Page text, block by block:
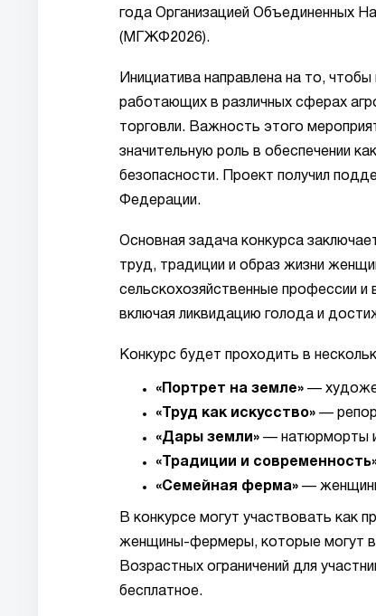
года Организацией Объединенных
(МГЖФ2026).
Инициатива направлена на то,
работающих в различных сферах
торговли. Важность этого
значительную роль в обеспечении
безопасности. Проект получил
Федерации.
Основная задача конкурса
труд, традиции и образ жизни
сельскохозяйственные профессии
включая ликвидацию голода и
Конкурс будет проходить в
«Портрет на земле» —
«Труд как искусство» —
«Дары земли» — натюрморты
«Традиции и
«Семейная ферма» — женщины
В конкурсе могут участвовать как
женщины-фермеры, которые могут
Возрастных ограничений для
бесплатное.